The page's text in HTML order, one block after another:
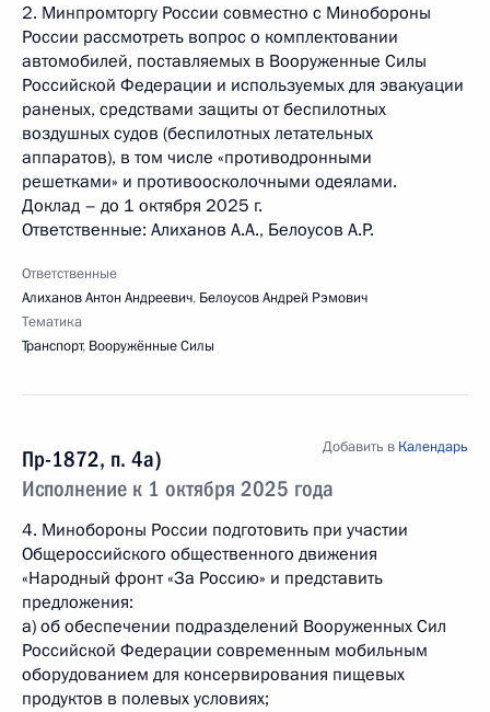
2. Минпромторгу России совместно с Минобороны
России рассмотреть вопрос о комплектовании
автомобилей, поставляемых в Вооруженные Силы
Российской Федерации и используемых для эвакуации
раненых, средствами защиты от беспилотных
воздушных судов (беспилотных летательных
аппаратов), в том числе «противодронными
решетками» и противоосколочными одеялами.
Доклад – до 1 октября 2025 г.
Ответственные: Алиханов А.А., Белоусов А.Р.
Ответственные
Алиханов Антон Андреевич, Белоусов Андрей Рэмович
Тематика
Транспорт, Вооружённые Силы
Пр-1872, п. 4а)
Исполнение к 1 октября 2025 года
Добавить в Календарь
4. Минобороны России подготовить при участии
Общероссийского общественного движения
«Народный фронт «За Россию» и представить
предложения:
а) об обеспечении подразделений Вооруженных Сил
Российской Федерации современным мобильным
оборудованием для консервирования пищевых
продуктов в полевых условиях;